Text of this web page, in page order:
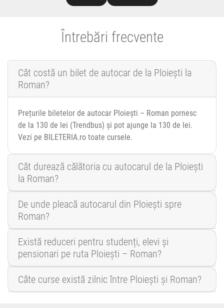
Întrebări frecvente
Cât costă un bilet de autocar de la Ploiești la
Roman?
Prețurile biletelor de autocar Ploiești – Roman pornesc
de la 130 de lei (Trendbus) și pot ajunge la 130 de lei.
Vezi pe BILETERIA.ro toate cursele.
Cât durează călătoria cu autocarul de la Ploiești
la Roman?
De unde pleacă autocarul din Ploiești spre
Roman?
Există reduceri pentru studenți, elevi și
pensionari pe ruta Ploiești – Roman?
Câte curse există zilnic între Ploiești și Roman?